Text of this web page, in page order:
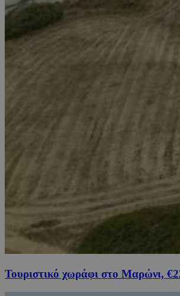
Τουριστικό χωράφι στο Μαρώνι,